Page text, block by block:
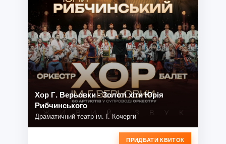
Хор Г. Верьовки - Золоті хіти Юрія
Рибчинського
Драматичний театр ім. І. Кочерги
ПРИДБАТИ КВИТОК